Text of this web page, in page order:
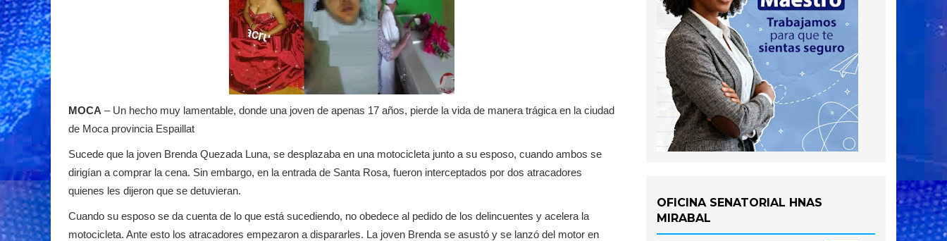
MOCA – Un hecho muy lamentable, donde una joven de apenas 17 años, pierde la vida de manera trágica en la ciudad
de Moca provincia Espaillat
Sucede que la joven Brenda Quezada Luna, se desplazaba en una motocicleta junto a su esposo, cuando ambos se
dirigían a comprar la cena. Sin embargo, en la entrada de Santa Rosa, fueron interceptados por dos atracadores
quienes les dijeron que se detuvieran.
Cuando su esposo se da cuenta de lo que está sucediendo, no obedece al pedido de los delincuentes y acelera la
motocicleta. Ante esto los atracadores empezaron a dispararles. La joven Brenda se asustó y se lanzó del motor en
OFICINA SENATORIAL HNAS
MIRABAL